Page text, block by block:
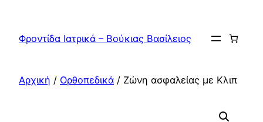
περιεχόμενο
Φροντίδα Ιατρικά – Βούκιας Βασίλειος
Αρχική / Ορθοπεδικά / Ζώνη ασφαλείας με Κλιπ